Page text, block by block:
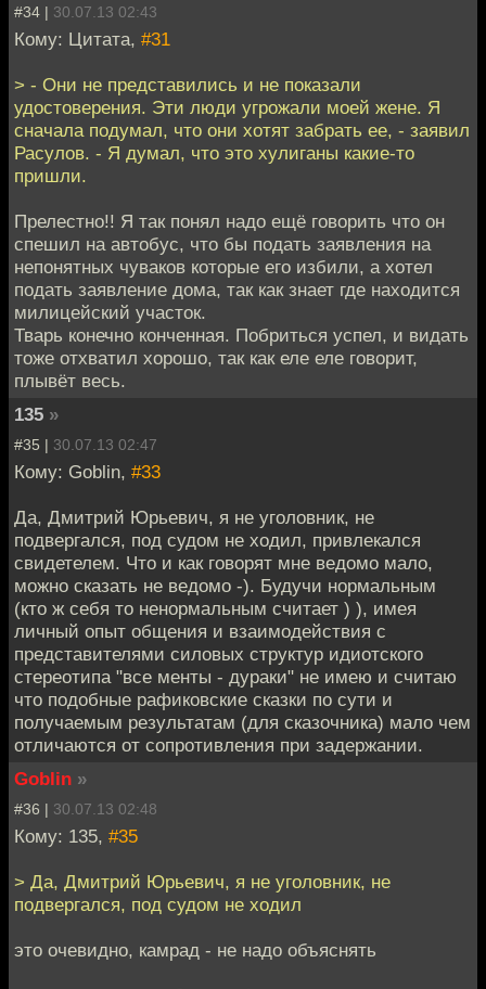
#34 | 30.07.13 02:43
Кому: Цитата, #31
> - Они не представились и не показали
удостоверения. Эти люди угрожали моей жене. Я
сначала подумал, что они хотят забрать ее, - заявил
Расулов. - Я думал, что это хулиганы какие-то
пришли.
Прелестно!! Я так понял надо ещё говорить что он
спешил на автобус, что бы подать заявления на
непонятных чуваков которые его избили, а хотел
подать заявление дома, так как знает где находится
милицейский участок.
Тварь конечно конченная. Побриться успел, и видать
тоже отхватил хорошо, так как еле еле говорит,
плывёт весь.
135 »
#35 | 30.07.13 02:47
Кому: Goblin, #33
Да, Дмитрий Юрьевич, я не уголовник, не
подвергался, под судом не ходил, привлекался
свидетелем. Что и как говорят мне ведомо мало,
можно сказать не ведомо -). Будучи нормальным
(кто ж себя то ненормальным считает ) ), имея
личный опыт общения и взаимодействия с
представителями силовых структур идиотского
стереотипа "все менты - дураки" не имею и считаю
что подобные рафиковские сказки по сути и
получаемым результатам (для сказочника) мало чем
отличаются от сопротивления при задержании.
Goblin »
#36 | 30.07.13 02:48
Кому: 135, #35
> Да, Дмитрий Юрьевич, я не уголовник, не
подвергался, под судом не ходил
это очевидно, камрад - не надо объяснять